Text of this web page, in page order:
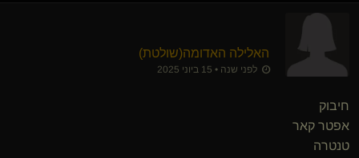
האלילה האדומה​(שולטת)
לפני שנה • 15 ביוני 2025
חיבוק
אפטר קאר
טנטרה